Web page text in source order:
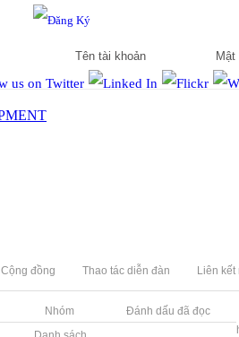
Cộng đồng
Nhóm
Thao tác diễn đàn
Đánh dấu đã đọc
Liên kết